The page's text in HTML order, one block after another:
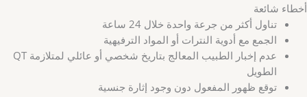
أخطاء شائعة
تناول أكثر من جرعة واحدة خلال 24 ساعة
الجمع مع أدوية النترات أو المواد الترفيهية
عدم إخبار الطبيب المعالج بتاريخ شخصي أو عائلي لمتلازمة QT
الطويل
توقع ظهور المفعول دون وجود إثارة جنسية